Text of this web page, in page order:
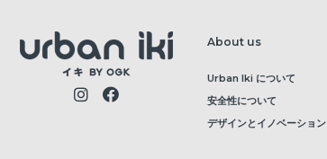
About us
Urban Iki について
安全性について
デザインとイノベーション